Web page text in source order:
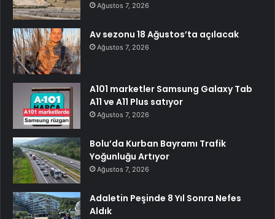
Ağustos 7, 2026
Av sezonu 18 Ağustos’ta açılacak
Ağustos 7, 2026
A101 marketler Samsung Galaxy Tab
A11 ve A11 Plus satıyor
Ağustos 7, 2026
Bolu’da Kurban Bayramı Trafik
Yoğunluğu Artıyor
Ağustos 7, 2026
Adaletin Peşinde 8 Yıl Sonra Nefes
Aldık